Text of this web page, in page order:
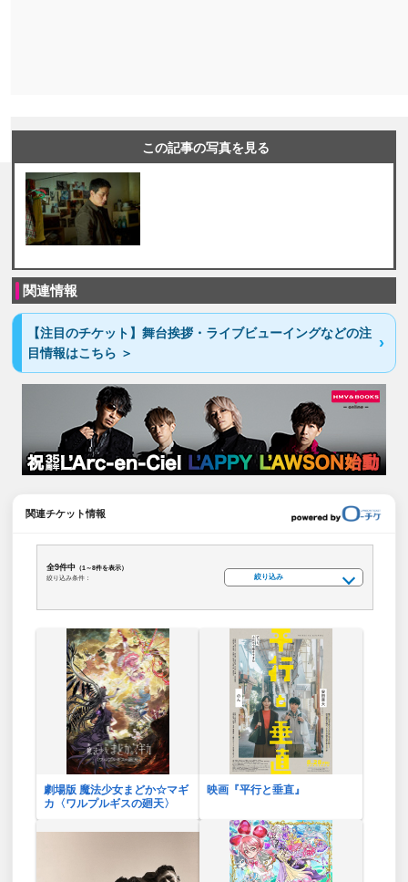
この記事の写真を見る
関連情報
【注目のチケット】舞台挨拶・ライブビューイングなどの注
目情報はこちら ＞
関連チケット情報
全9件中 （1～8件を表示）
絞り込み条件：
絞り込み
劇場版 魔法少女まどか☆マギ
カ〈ワルプルギスの廻天〉
映画『平行と垂直』